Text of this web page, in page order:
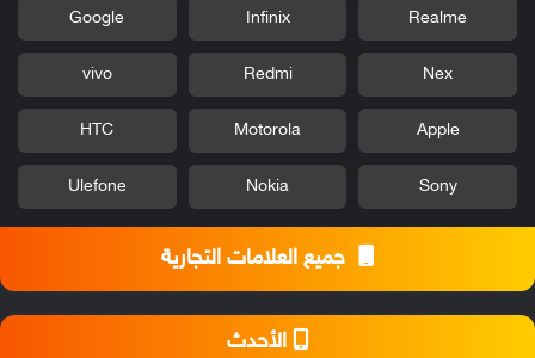
Realme
Infinix
Google
Nex
Redmi
vivo
Apple
Motorola
HTC
Sony
Nokia
Ulefone
جميع العلامات التجارية
الأحدث